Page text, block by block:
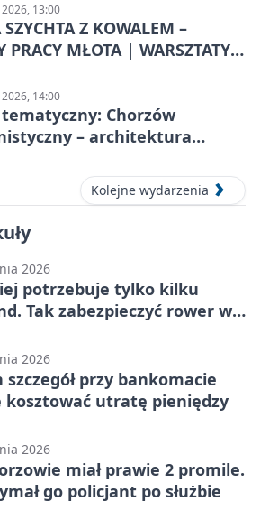
13:00
Z KOWALEM –
PRACY MŁOTA | WARSZTATY
14:00
Chorzów
– architektura
Kolejne wydarzenia
2026
potrzebuje tylko kilku
Tak zabezpieczyć rower w
2026
szczegół przy bankomacie
kosztować utratę pieniędzy
2026
miał prawie 2 promile.
go policjant po służbie